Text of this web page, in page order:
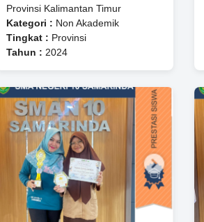
Provinsi Kalimantan Timur
Kategori : Non Akademik
Tingkat : Provinsi
Tahun : 2024